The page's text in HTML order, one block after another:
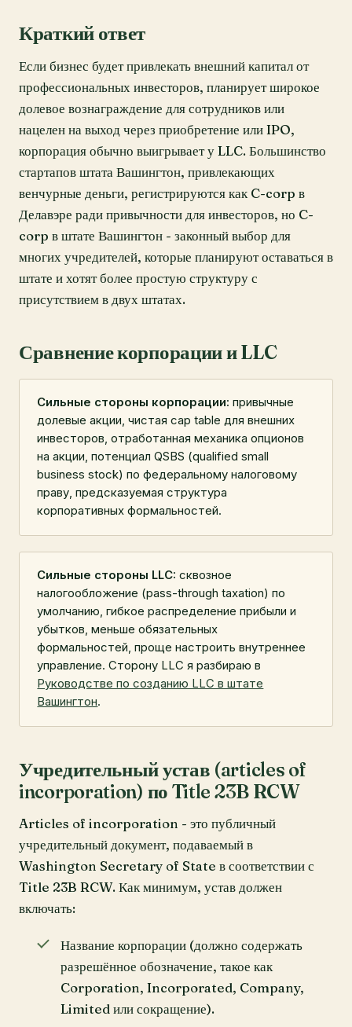
Краткий ответ
Если бизнес будет привлекать внешний капитал от
профессиональных инвесторов, планирует широкое
долевое вознаграждение для сотрудников или
нацелен на выход через приобретение или IPO,
корпорация обычно выигрывает у LLC. Большинство
стартапов штата Вашингтон, привлекающих
венчурные деньги, регистрируются как C-corp в
Делавэре ради привычности для инвесторов, но C-
corp в штате Вашингтон - законный выбор для
многих учредителей, которые планируют оставаться в
штате и хотят более простую структуру с
присутствием в двух штатах.
Сравнение корпорации и LLC
Сильные стороны корпорации: привычные
долевые акции, чистая cap table для внешних
инвесторов, отработанная механика опционов
на акции, потенциал QSBS (qualified small
business stock) по федеральному налоговому
праву, предсказуемая структура
корпоративных формальностей.
Сильные стороны LLC: сквозное
налогообложение (pass-through taxation) по
умолчанию, гибкое распределение прибыли и
убытков, меньше обязательных
формальностей, проще настроить внутреннее
управление. Сторону LLC я разбираю в
Руководстве по созданию LLC в штате
Вашингтон.
Учредительный устав (articles of
incorporation) по Title 23B RCW
Articles of incorporation - это публичный
учредительный документ, подаваемый в
Washington Secretary of State в соответствии с
Title 23B RCW. Как минимум, устав должен
включать:
Название корпорации (должно содержать
разрешённое обозначение, такое как
Corporation, Incorporated, Company,
Limited или сокращение).